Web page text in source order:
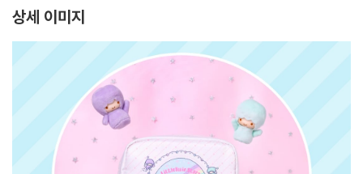
OK
상세 이미지